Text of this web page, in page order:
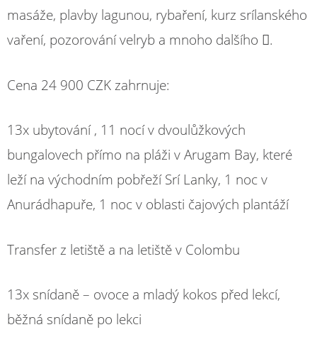
masáže, plavby lagunou, rybaření, kurz srílanského
vaření, pozorování velryb a mnoho dalšího .
Cena 24 900 CZK zahrnuje:
13x ubytování , 11 nocí v dvoulůžkových
bungalovech přímo na pláži v Arugam Bay, které
leží na východním pobřeží Srí Lanky, 1 noc v
Anurádhapuře, 1 noc v oblasti čajových plantáží
Transfer z letiště a na letiště v Colombu
13x snídaně – ovoce a mladý kokos před lekcí,
běžná snídaně po lekci